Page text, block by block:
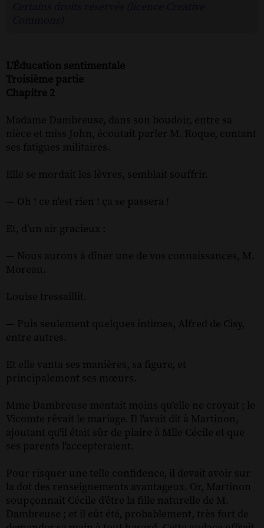
L'Éducation sentimentale
Troisième partie
Chapitre 2
Madame Dambreuse, dans son boudoir, entre sa
nièce et miss John, écoutait parler M. Roque, contant
ses fatigues militaires.
Elle se mordait les lèvres, semblait souffrir.
— Oh ! ce n'est rien ! ça se passera !
Et, d'un air gracieux :
— Nous aurons à dîner une de vos connaissances, M.
Moreau.
Louise tressaillit.
— Puis seulement quelques intimes, Alfred de Cisy,
entre autres.
Et elle vanta ses manières, sa figure, et
principalement ses mœurs.
Mme Dambreuse mentait moins qu'elle ne croyait ; le
Vicomte rêvait le mariage. Il l'avait dit à Martinon,
ajoutant qu'il était sûr de plaire à Mlle Cécile et que
ses parents l'accepteraient.
Pour risquer une telle confidence, il devait avoir sur
la dot des renseignements avantageux. Or, Martinon
soupçonnait Cécile d'être la fille naturelle de M.
Dambreuse ; et il eût été, probablement, très fort de